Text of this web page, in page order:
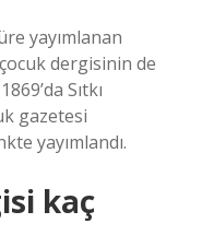
yayımlanan
dergisinin de
Sıtkı
gazetesi
yayımlandı.
kaç